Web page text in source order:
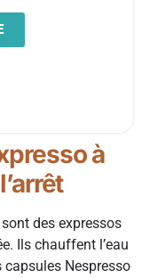
à
des expressos
Ils chauffent l’eau
Nespresso